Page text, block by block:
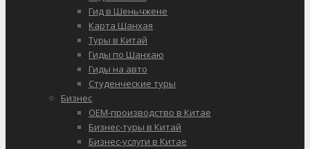
Гид в Шеньчжене
Карта Шанхая
Туры в Китай
Гиды по Шанхаю
Гиды на авто
Студенческие туры
Бизнес
OEM-производство в Китае
Бизнес-туры в Китай
Бизнес-услуги в Китае